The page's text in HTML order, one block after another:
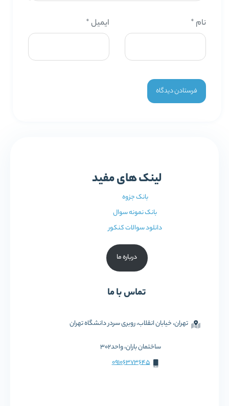
نام * ایمیل*
لینک های مفید
بانک جزوه
بانک نمونه سوال
دانلود سوالات کنکور
درباره ما
تماس با ما
تهران، خیابان انقلاب، روبری سردر دانشگاه تهران
ساختمان باران، واحد302
09106373645